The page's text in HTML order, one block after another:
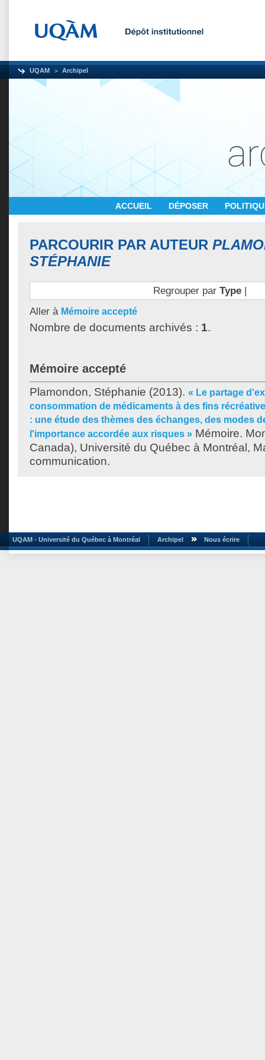
UQAM Archipel
ACCUEIL DÉPOSER
PARCOURIR PAR AUTEUR
STÉPHANIE
Regrouper par Type|
Aller à Mémoire accepté
Nombre de documents archivés : 1.
Mémoire accepté
Plamondon, Stéphanie (2013). « Le partage
consommation de médicaments à des fins
: une étude des thèmes des échanges, des modes
l'importance accordée aux risques » Mémoire.
Canada), Université du Québec à Montréal,
communication.
UQAM - Université du Québec à Montréal Archipel Nous écrire